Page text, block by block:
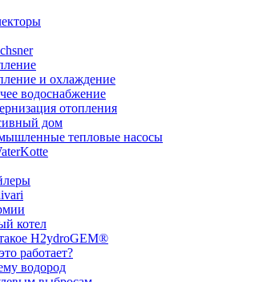
и охлаждение
водоснабжение
отопления
дом
тепловые насосы
котел
H2ydroGEM®
работает?
водород